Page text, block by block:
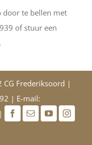
door te bellen met
of stuur een
CG Frederiksoord |
| E-mail:
|